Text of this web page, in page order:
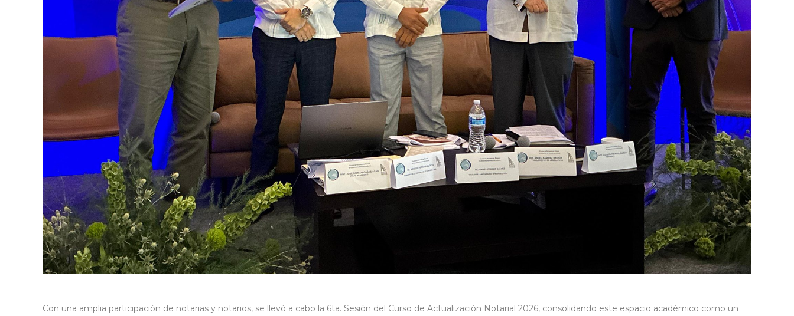
Con una amplia participación de notarias y notarios, se llevó a cabo la 6ta. Sesión del Curso de Actualización Notarial 2026, consolidando este espacio académico como un